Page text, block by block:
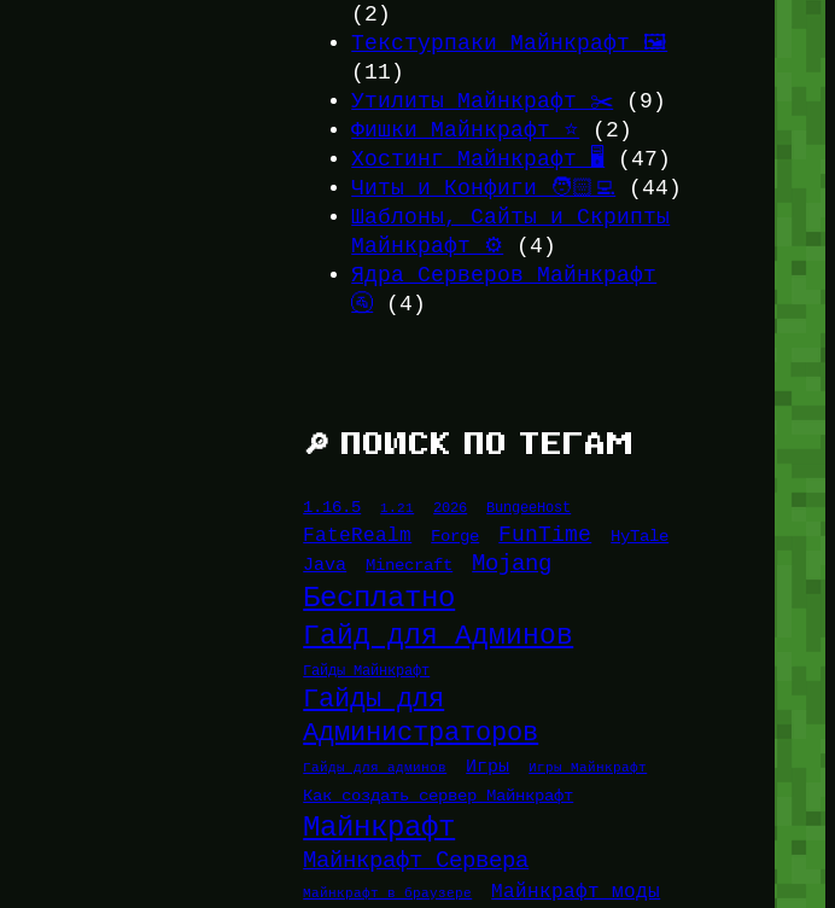
(2)
Текстурпаки Майнкрафт 🖼️
(11)
Утилиты Майнкрафт ✂️ (9)
Фишки Майнкрафт ⭐ (2)
Хостинг Майнкрафт 🖥️
(47)
Читы и Конфиги 🧑🏻‍💻 (44)
Шаблоны, Сайты и Скрипты
Майнкрафт ⚙️ (4)
Ядра Серверов Майнкрафт
🚰 (4)
🔎 ПОИСК ПО ТЕГАМ
1.16.5 1.21 2026 BungeeHost
FateRealm Forge FunTime HyTale
Java Minecraft Mojang
Бесплатно
Гайд для Админов
Гайды Майнкрафт
Гайды для
Администраторов
Гайды для админов Игры Игры Майнкрафт
Как создать сервер Майнкрафт
Майнкрафт
Майнкрафт Сервера
Майнкрафт в браузере Майнкрафт моды